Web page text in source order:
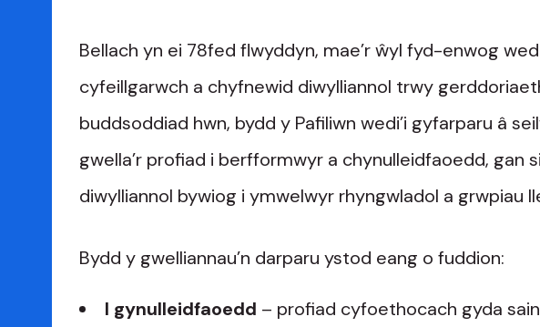
Bellach yn ei 78fed flwyddyn, mae’r ŵyl fyd-enwog
cyfeillgarwch a chyfnewid diwylliannol trwy
buddsoddiad hwn, bydd y Pafiliwn wedi’i gyfarparu â
gwella’r profiad i berfformwyr a chynulleidfaoedd, gan
diwylliannol bywiog i ymwelwyr rhyngwladol a grwpiau
Bydd y gwelliannau’n darparu ystod eang o fuddion:
I gynulleidfaoedd – profiad cyfoethocach gyda